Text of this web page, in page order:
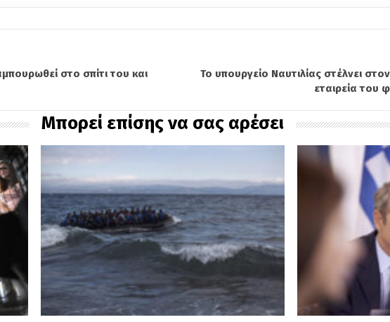
στο σπίτι του και
Το υπουργείο Ναυτιλίας στέλνει
εταιρεία του
Μπορεί επίσης να σας αρέσει